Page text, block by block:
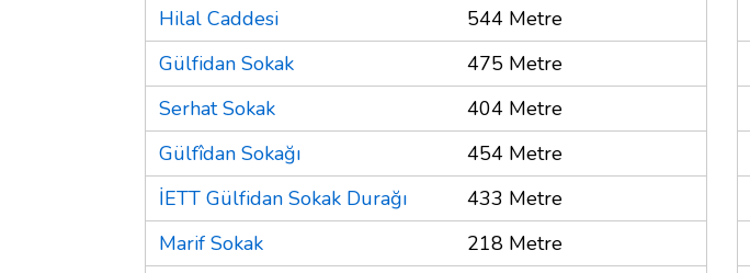
Hilal Caddesi
544 Metre
Gülfidan Sokak
475 Metre
Serhat Sokak
404 Metre
Gülfîdan Sokağı
454 Metre
İETT Gülfidan Sokak Durağı
433 Metre
Marif Sokak
218 Metre